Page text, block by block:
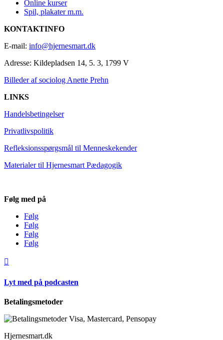
Online kurser
Spil, plakater m.m.
KONTAKTINFO
E-mail: info@hjernesmart.dk
Adresse: Kildepladsen 14, 5. 3, 1799 V
Billeder af sociolog Anette Prehn
LINKS
Handelsbetingelser
Privatlivspolitik
Refleksionsspørgsmål til Menneskekender
Materialer til Hjernesmart Pædagogik
Følg med på
Følg
Følg
Følg
Følg

Lyt med på podcasten
Betalingsmetoder
Hjernesmart.dk